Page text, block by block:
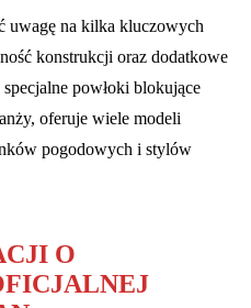
uwagę na kilka kluczowych
konstrukcji oraz dodatkowe
powłoki blokujące
oferuje wiele modeli
pogodowych i stylów
O